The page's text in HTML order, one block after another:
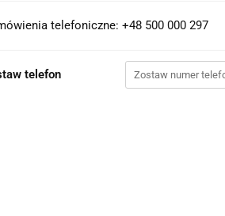
telefoniczne: +48 500 000 297
telefon